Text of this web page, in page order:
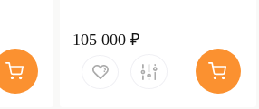
105 000 ₽